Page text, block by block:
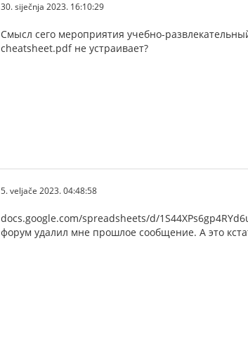
30. siječnja 2023. 16:10:29
Смысл сего мероприятия учебно-
cheatsheet.pdf не устраивает?
5. veljače 2023. 04:48:58
docs.google.com/spreadsheets/d/
форум удалил мне прошлое сообщение. А это